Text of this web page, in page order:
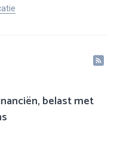
belast met